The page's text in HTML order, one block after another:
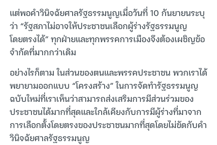
แต่พอคำวินิจฉัยศาลรัฐธรรมนูญเมื่อวันที่ 10 กันยายนระบุ
ว่า “รัฐสภาไม่อาจให้ประชาชนเลือกผู้ร่างรัฐธรรมนูญ
โดยตรงได้” ทุกฝ่ายและทุกพรรคการเมืองจึงต้องเผชิญข้อ
จำกัดที่มากกว่าเดิม
อย่างไรก็ตาม ในส่วนของตนและพรรคประชาชน พวกเราได้
พยายามออกแบบ “โครงสร้าง” ในการจัดทำรัฐธรรมนูญ
ฉบับใหม่ที่เราเห็นว่าสามารถส่งเสริมการมีส่วนร่วมของ
ประชาชนได้มากที่สุดและใกล้เคียงกับการมีผู้ร่างที่มาจาก
การเลือกตั้งโดยตรงของประชาชนมากที่สุดโดยไม่ขัดกับคำ
วินิจฉัยศาลรัฐธรรมนูญ